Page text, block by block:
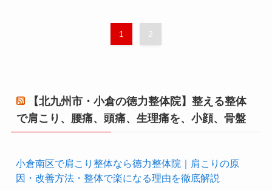
1 2
【北九州市・小倉の徳力整体院】整える整体
で肩こり、腰痛、頭痛、生理痛を、小顔、骨盤
小倉南区で肩こり整体なら徳力整体院｜肩こりの原
因・改善方法・整体で楽になる理由を徹底解説